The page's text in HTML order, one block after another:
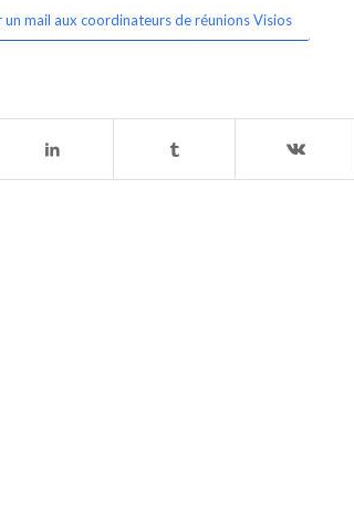
un mail aux coordinateurs de réunions Visios